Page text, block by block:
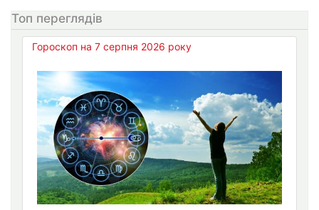
Топ переглядів
Гороскоп на 7 серпня 2026 року